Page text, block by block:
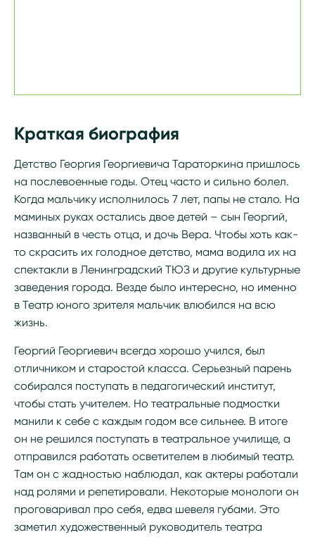
Краткая биография
Детство Георгия Георгиевича Тараторкина пришлось
на послевоенные годы. Отец часто и сильно болел.
Когда мальчику исполнилось 7 лет, папы не стало. На
маминых руках остались двое детей – сын Георгий,
названный в честь отца, и дочь Вера. Чтобы хоть как-
то скрасить их голодное детство, мама водила их на
спектакли в Ленинградский ТЮЗ и другие культурные
заведения города. Везде было интересно, но именно
в Театр юного зрителя мальчик влюбился на всю
жизнь.
Георгий Георгиевич всегда хорошо учился, был
отличником и старостой класса. Серьезный парень
собирался поступать в педагогический институт,
чтобы стать учителем. Но театральные подмостки
манили к себе с каждым годом все сильнее. В итоге
он не решился поступать в театральное училище, а
отправился работать осветителем в любимый театр.
Там он с жадностью наблюдал, как актеры работали
над ролями и репетировали. Некоторые монологи он
проговаривал про себя, едва шевеля губами. Это
заметил художественный руководитель театра